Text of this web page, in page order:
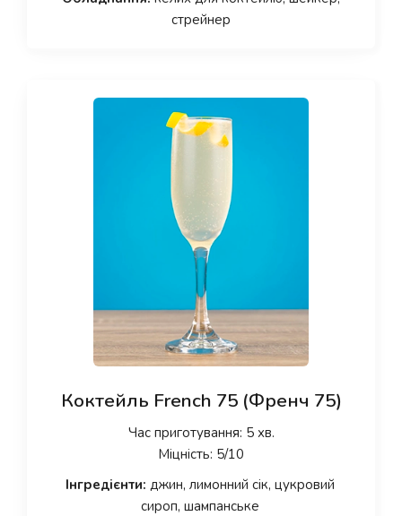
стрейнер
Коктейль French 75 (Френч 75)
Час приготування: 5 хв.
Міцність: 5/10
Інгредієнти: джин, лимонний сік, цукровий
сироп, шампанське